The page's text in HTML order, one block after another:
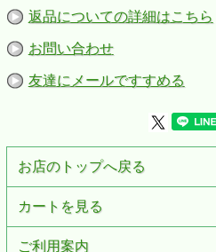
ア／夢路より（夢見る人）／旅愁
Disc４ アヴェ・マリア
アヴェ・マリア／アニー・ロー
ー）／埴生の宿／菩提樹／ロン
オブ・ミュージック／ホワイト
Disc５ 千の風になって
千の風になって／あの素晴しい
もいでのアルバム／また君に恋
そう／島唄／さとうきび畑／夜
返品についての詳細はこちら
お問い合わせ
友達にメールですすめる
お店のトップへ戻る
カートを見る
ご利用案内